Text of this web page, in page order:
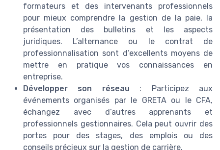
formateurs et des intervenants professionnels
pour mieux comprendre la gestion de la paie, la
présentation des bulletins et les aspects
juridiques. L’alternance ou le contrat de
professionnalisation sont d’excellents moyens de
mettre en pratique vos connaissances en
entreprise.
Développer son réseau : Participez aux
événements organisés par le GRETA ou le CFA,
échangez avec d’autres apprenants et
professionnels gestionnaires. Cela peut ouvrir des
portes pour des stages, des emplois ou des
conseils précieux sur la gestion de carrière.